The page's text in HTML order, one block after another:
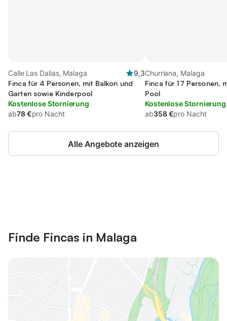
Calle Las Dalias, Malaga
9,3
Finca für 4 Personen, mit Balkon und
Garten sowie Kinderpool
Kostenlose Stornierung
ab78 €pro Nacht
Churriana, Malaga
Finca für 17 Personen,
Pool
Kostenlose Stornierung
ab358 €pro Nacht
Alle Angebote anzeigen
Finde Fincas in Malaga